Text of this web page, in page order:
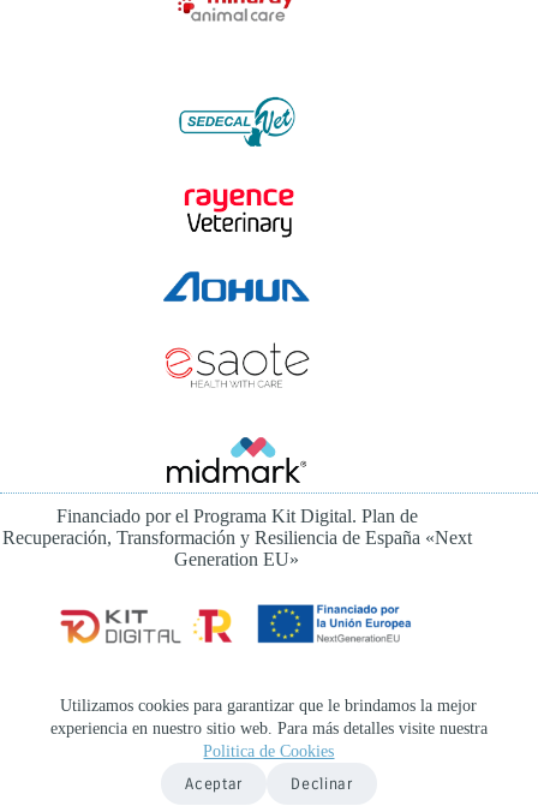
Utilizamos cookies para garantizar que le brindamos la mejor
experiencia en nuestro sitio web. Para más detalles visite nuestra
Politica de Cookies
Aceptar Declinar
Financiado por el Programa Kit Digital. Plan de
Recuperación, Transformación y Resiliencia de España «Next
Generation EU»
Instagram
Colaboraciones